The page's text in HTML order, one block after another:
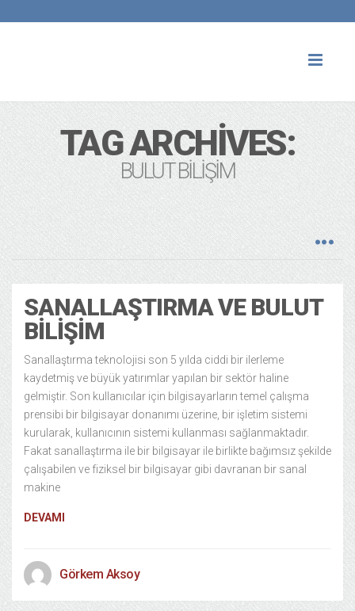
TAG ARCHIVES:
BULUT BILIŞIM
SANALLAŞTIRMA VE BULUT
BILIŞIM
Sanallaştırma teknolojisi son 5 yılda ciddi bir ilerleme
kaydetmiş ve büyük yatırımlar yapılan bir sektör haline
gelmiştir. Son kullanıcılar için bilgisayarların temel çalışma
prensibi bir bilgisayar donanımı üzerine, bir işletim sistemi
kurularak, kullanıcının sistemi kullanması sağlanmaktadır.
Fakat sanallaştırma ile bir bilgisayar ile birlikte bağımsız şekilde
çalışabilen ve fiziksel bir bilgisayar gibi davranan bir sanal
makine
DEVAMI
Görkem Aksoy